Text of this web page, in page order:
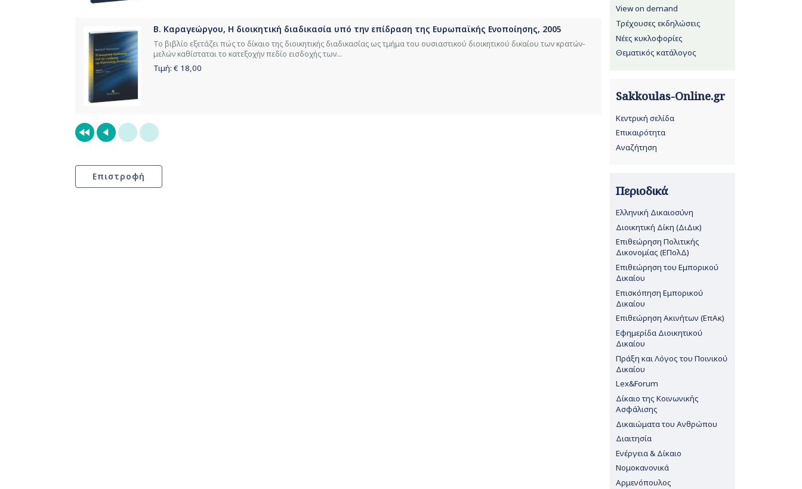
Β. Καραγεώργου, Η διοικητική διαδικασία υπό την επίδραση της Ευρωπαϊκής Ενοποίησης, 2005
Το βιβλίο εξετάζει πώς το δίκαιο της διοικητικής διαδικασίας ως τμήμα του ουσιαστικού διοικητικού δικαίου των κρατών-
μελών καθίσταται το κατεξοχήν πεδίο εισδοχής των...
Τιμή: € 18,00
View on demand
Τρέχουσες εκδηλώσεις
Νέες κυκλοφορίες
Θεματικός κατάλογος
Sakkoulas-Online.gr
Κεντρική σελίδα
Επικαιρότητα
Αναζήτηση
Περιοδικά
Ελληνική Δικαιοσύνη
Διοικητική Δίκη (ΔιΔικ)
Επιθεώρηση Πολιτικής
Δικονομίας (ΕΠολΔ)
Επιθεώρηση του Εμπορικού
Δικαίου
Επισκόπηση Εμπορικού
Δικαίου
Επιθεώρηση Ακινήτων (ΕπΑκ)
Εφημερίδα Διοικητικού
Δικαίου
Πράξη και Λόγος του Ποινικού
Δικαίου
Lex&Forum
Δίκαιο της Κοινωνικής
Ασφάλισης
Δικαιώματα του Ανθρώπου
Διαιτησία
Ενέργεια & Δίκαιο
Νομοκανονικά
Αρμενόπουλος